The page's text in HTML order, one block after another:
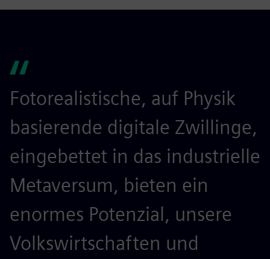
Fotorealistische, auf Physik
basierende digitale Zwillinge,
eingebettet in das industrielle
Metaversum, bieten ein
enormes Potenzial, unsere
Volkswirtschaften und